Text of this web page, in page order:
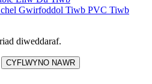
Gwirfoddol Tiwb PVC Tiwb
diweddaraf.
CYFLWYNO NAWR